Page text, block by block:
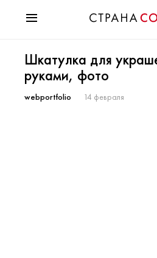
Мода
Звезды
Гороскопы
Шкатулка для
руками, фото
webportfolio 14 февраля